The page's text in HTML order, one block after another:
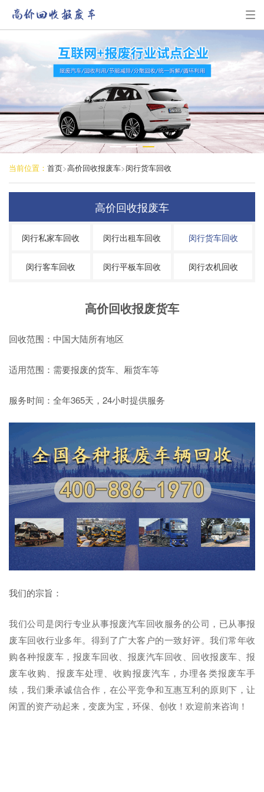
1 2 3
当前位置： 首页>高价回收报废车>闵行货车回收
高价回收报废车
闵行私家车回收 闵行出租车回收 闵行货车回收
闵行客车回收 闵行平板车回收 闵行农机回收
高价回收报废货车
回收范围：中国大陆所有地区
适用范围：需要报废的货车、厢货车等
服务时间：全年365天，24小时提供服务
我们的宗旨：
我们公司是闵行专业从事报废汽车回收服务的公司，已从事报
废车回收行业多年。得到了广大客户的一致好评。我们常年收
购各种报废车，报废车回收、报废汽车回收、回收报废车、报
废车收购、报废车处理、收购报废汽车，办理各类报废车手
续，我们秉承诚信合作，在公平竞争和互惠互利的原则下，让
闲置的资产动起来，变废为宝，环保、创收！欢迎前来咨询！